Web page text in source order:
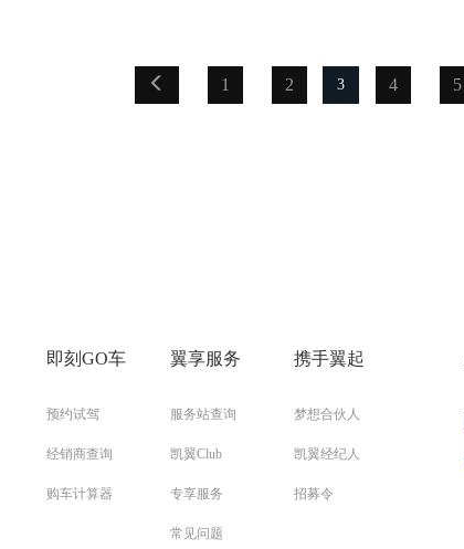
1 2 3 4 5
即刻GO车
预约试驾
经销商查询
购车计算器
翼享服务
服务站查询
凯翼Club
专享服务
常见问题
携手翼起
梦想合伙人
凯翼经纪人
招募令